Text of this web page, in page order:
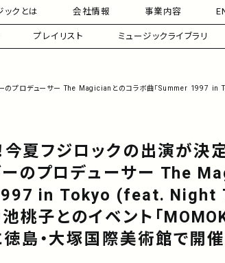
ックとは 会社情報 事業内容
プレイリスト ミュージックライブラリ
のプロデューサー The Magicianとのコラボ曲「Summer 1997
夏フジロックの出演が決
のプロデューサー The
in Tokyo (feat. Night
桃子とのイベント「
・大塚国際美術館で開催